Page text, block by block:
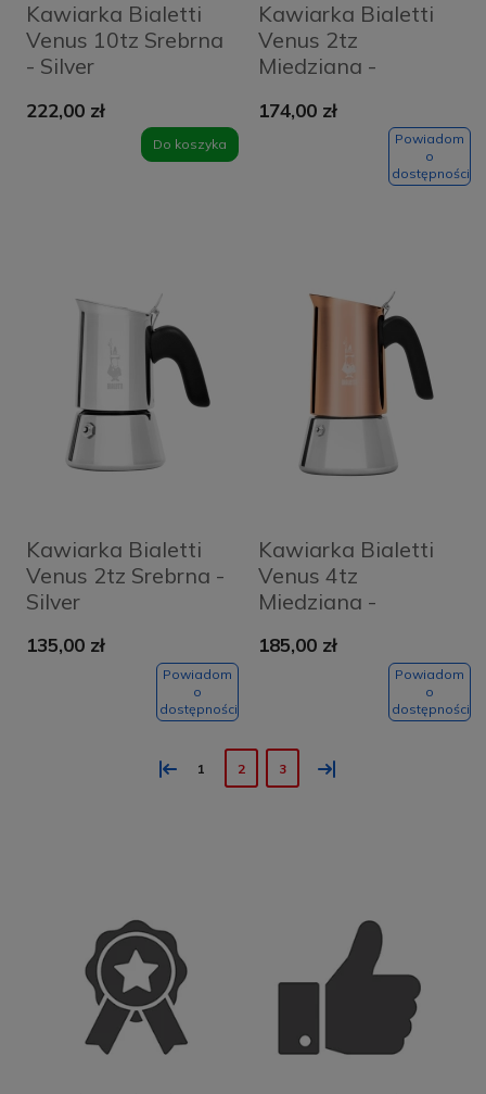
Kawiarka Bialetti
Venus 10tz Srebrna
- Silver
222,00 zł
Do koszyka
Kawiarka Bialetti
Venus 2tz
Miedziana -
174,00 zł
Powiadom
o
dostępności
Kawiarka Bialetti
Venus 2tz Srebrna -
Silver
135,00 zł
Powiadom
o
dostępności
Kawiarka Bialetti
Venus 4tz
Miedziana -
185,00 zł
Powiadom
o
dostępności
« 1 2 3 »